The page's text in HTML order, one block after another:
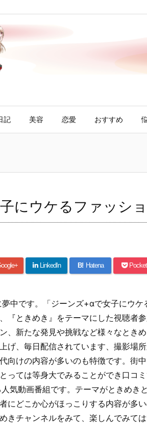
記 美容 恋愛 おすすめ
にウケるファッシ
LinkedIn B! Hatena Pocket
中です。「ジーンズ+αで女子にウケ
『ときめき』をテーマにした視聴者
、新たな発見や挑戦など様々なとき
げ、毎日配信されています、撮影場
向けの内容が多いのも特徴です。街
っては等身大でみることができ口コ
気動画番組です。テーマがときめき
にどこか心がほっこりする内容が多
きチャンネルをみて、楽しんでみては